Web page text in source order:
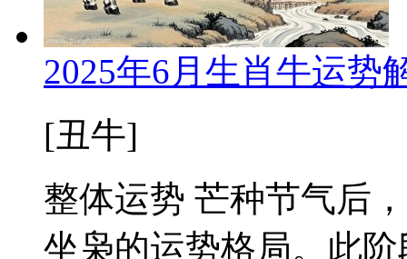
2025年6月生肖牛运势
[丑牛]
整体运势 芒种节气后
坐枭的运势格局。此